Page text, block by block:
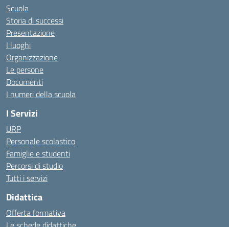
Scuola
Storia di successi
Presentazione
I luoghi
Organizzazione
Le persone
Documenti
I numeri della scuola
I Servizi
URP
Personale scolastico
Famiglie e studenti
Percorsi di studio
Tutti i servizi
Didattica
Offerta formativa